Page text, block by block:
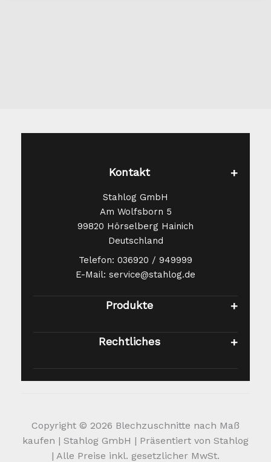
Kontakt
Stahlog GmbH
Am Wolfsborn 5
99820 Hörselberg Hainich
Deutschland
Telefon: 036920 / 949999
E-Mail: service@stahlog.de
Produkte
Rechtliches
Copyright © 2026 Blechzuschnitte nach Maß
kaufen | Stahlog GmbH | Präsentiert von Stahlog
| Alle Preise inkl. gesetzlicher MwSt.